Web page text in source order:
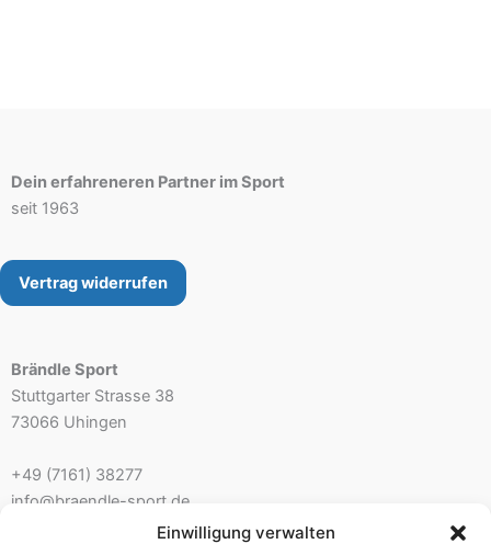
Einwilligung verwalten
Dein erfahreneren Partner im Sport
seit 1963
Vertrag widerrufen
Brändle Sport
Stuttgarter Strasse 38
73066 Uhingen
+49 (7161) 38277
info@braendle-sport.de